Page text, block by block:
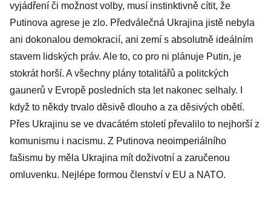
vyjádření či možnost volby, musí instinktivně cítit, že
Putinova agrese je zlo. Předválečná Ukrajina jistě nebyla
ani dokonalou demokracií, ani zemí s absolutně ideálním
stavem lidských práv. Ale to, co pro ni plánuje Putin, je
stokrát horší. A všechny plány totalitářů a politckých
gaunerů v Evropě posledních sta let nakonec selhaly. I
když to někdy trvalo děsivě dlouho a za děsivých obětí.
Přes Ukrajinu se ve dvacátém století převalilo to nejhorší z
komunismu i nacismu. Z Putinova neoimperiálního
fašismu by měla Ukrajina mít doživotní a zaručenou
omluvenku. Nejlépe formou členství v EU a NATO.